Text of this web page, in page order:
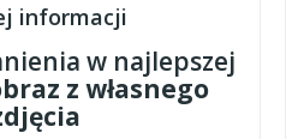
informacji
w najlepszej
z własnego